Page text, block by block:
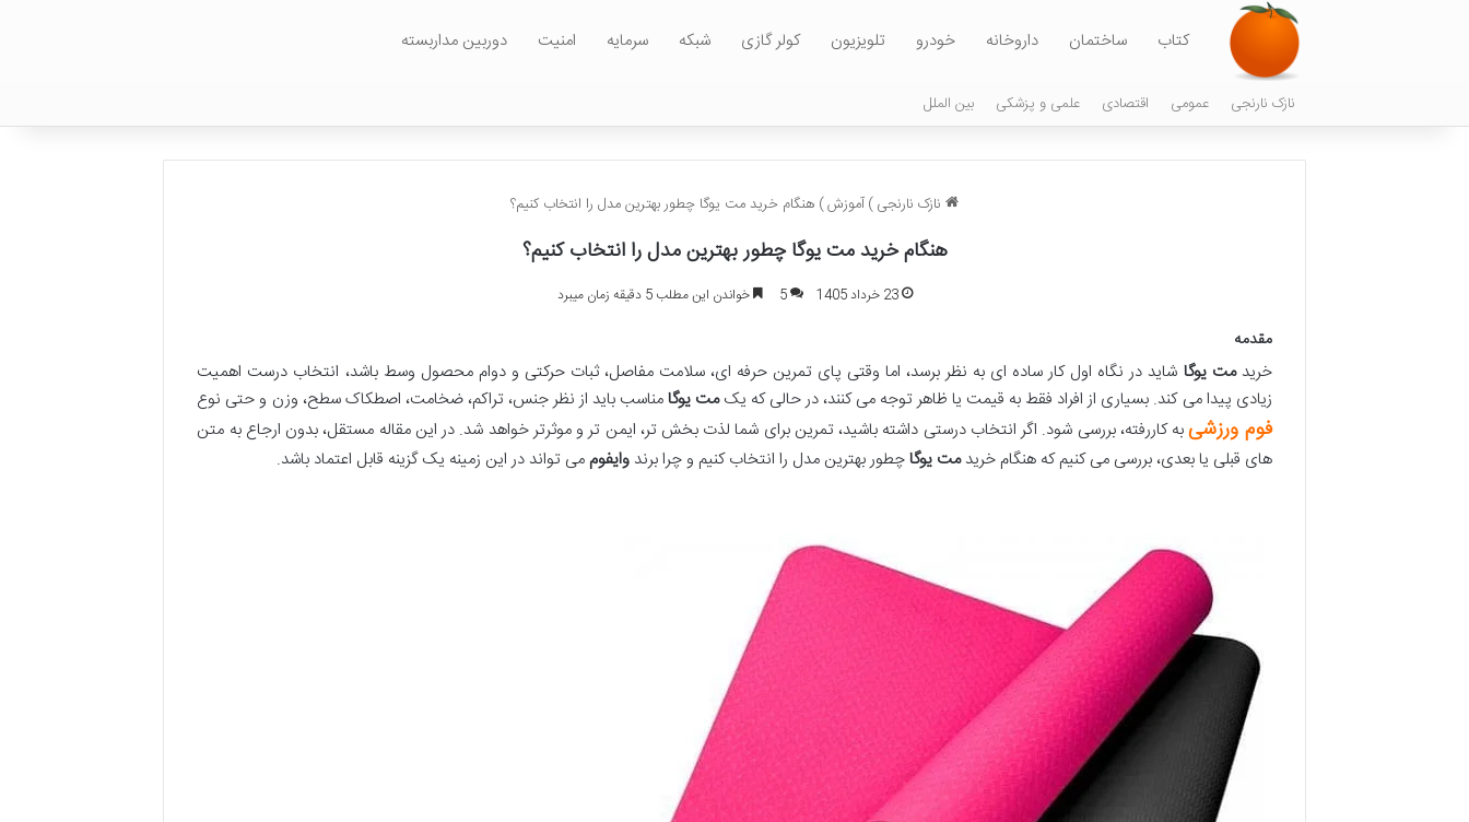
کتاب ساختمان داروخانه خودرو تلویزیون کولر گازی شبکه سرمایه امنیت دوربین مداربسته
نازک نارنجی عمومی اقتصادی علمی و پزشکی بین الملل
نازک نارنجی)آموزش) هنگام خرید مت یوگا چطور بهترین مدل را انتخاب کنیم؟
هنگام خرید مت یوگا چطور بهترین مدل را انتخاب کنیم؟
23 خرداد 1405 5 خواندن این مطلب 5 دقیقه زمان میبرد
مقدمه
خریدمت یوگا شاید در نگاه اول کار ساده ای به نظر برسد، اما وقتی پای تمرین حرفه ای، سلامت مفاصل، ثبات حرکتی و دوام محصول وسط باشد، انتخاب درست اهمیت
زیادی پیدا می کند. بسیاری از افراد فقط به قیمت یا ظاهر توجه می کنند، در حالی که یکمت یوگامناسب باید از نظر جنس، تراکم، ضخامت، اصطکاک سطح، وزن و حتی نوع
فوم ورزشیبه کاررفته، بررسی شود. اگر انتخاب درستی داشته باشید، تمرین برای شما لذت بخش تر، ایمن تر و موثرتر خواهد شد. در این مقاله مستقل، بدون ارجاع به متن
های قبلی یا بعدی، بررسی می کنیم که هنگام خریدمت یوگاچطور بهترین مدل را انتخاب کنیم و چرا برندوایفوم می تواند در این زمینه یک گزینه قابل اعتماد باشد.